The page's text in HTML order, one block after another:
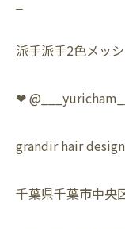
派手派手2色メッ
❤︎
grandir hair design
千葉県千葉市中央